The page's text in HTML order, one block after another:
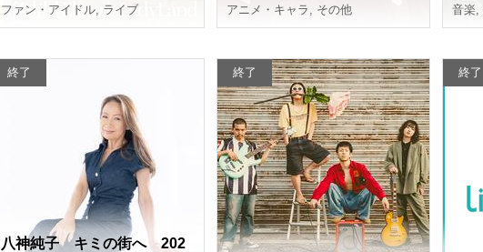
ファン・アイドル, ライブ
アニメ・キャラ , その他
音楽,
終了
八神純子 キミの街へ 202
終了 終了